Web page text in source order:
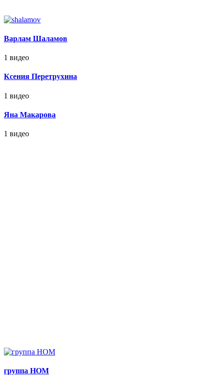
Варлам Шаламов
1 видео
Ксения Перетрухина
1 видео
Яна Макарова
1 видео
группа НОМ